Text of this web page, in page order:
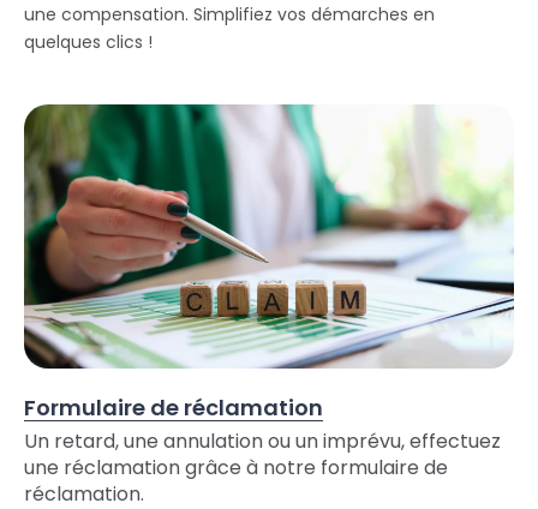
une compensation. Simplifiez vos démarches en
quelques clics !
Formulaire de réclamation
Un retard, une annulation ou un imprévu, effectuez
une réclamation grâce à notre formulaire de
réclamation.